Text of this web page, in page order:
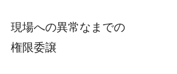
現場への異常なまでの
権限委譲